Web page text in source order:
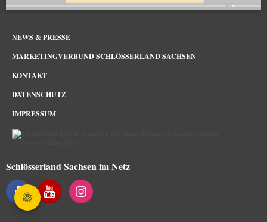
NEWS & PRESSE
MARKETINGVERBUND SCHLÖSSERLAND SACHSEN
KONTAKT
DATENSCHUTZ
IMPRESSUM
Schlösserland Sachsen im Netz